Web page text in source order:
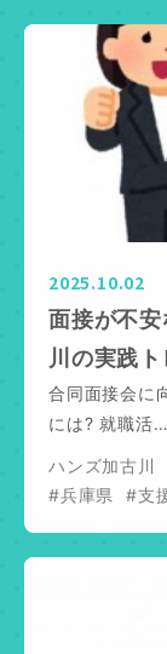
2025.10.02
面接が不
川の実践
合同面接会に
には? 就職活…
ハンズ加古川
#兵庫県
#支